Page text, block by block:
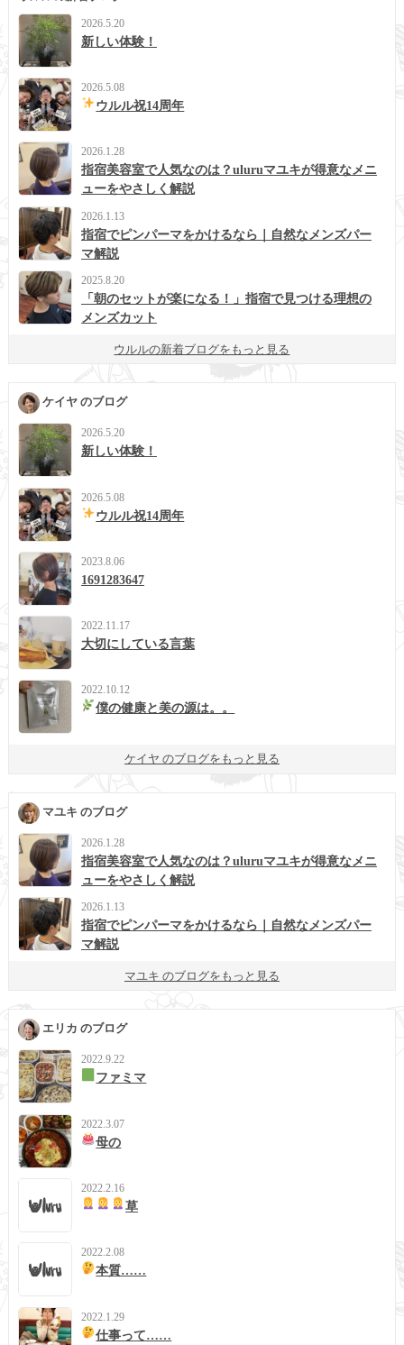
2026.5.20
新しい体験！
2026.5.08
ウルル祝14周年
2026.1.28
指宿美容室で人気なのは？uluruマユキが得意なメニ
ューをやさしく解説
2026.1.13
指宿でピンパーマをかけるなら｜自然なメンズパー
マ解説
2025.8.20
「朝のセットが楽になる！」指宿で見つける理想の
メンズカット
ウルルの新着ブログをもっと見る
ケイヤ のブログ
2026.5.20
新しい体験！
2026.5.08
ウルル祝14周年
2023.8.06
1691283647
2022.11.17
大切にしている言葉
2022.10.12
僕の健康と美の源は。。
ケイヤ のブログをもっと見る
マユキ のブログ
2026.1.28
指宿美容室で人気なのは？uluruマユキが得意なメニ
ューをやさしく解説
2026.1.13
指宿でピンパーマをかけるなら｜自然なメンズパー
マ解説
マユキ のブログをもっと見る
エリカ のブログ
2022.9.22
ファミマ
2022.3.07
母の
2022.2.16
草
2022.2.08
本質……
2022.1.29
仕事って……